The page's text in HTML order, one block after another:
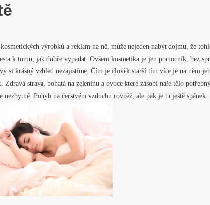
výrobků a reklam na ně, může nejeden nabýt dojmu, že
k tomu, jak dobře vypadat. Ovšem kosmetika je jen pomocník, bez
si krásný vzhled nezajistíme. Čím je člověk starší tím více je na něm
Zdravá strava, bohatá na zeleninu a ovoce které zásobí naše tělo
nezbytné. Pohyb na čerstvém vzduchu rovněž, ale pak je tu ještě spánek.